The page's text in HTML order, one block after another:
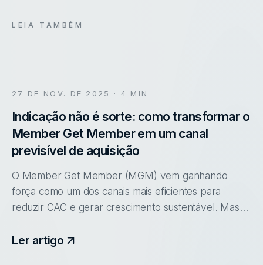
LEIA TAMBÉM
27 DE NOV. DE 2025 · 4 MIN
Indicação não é sorte: como transformar o
Member Get Member em um canal
previsível de aquisição
O Member Get Member (MGM) vem ganhando
força como um dos canais mais eficientes para
reduzir CAC e gerar crescimento sustentável. Mas
vendas por indicação acontecem sozinha
Ler artigo